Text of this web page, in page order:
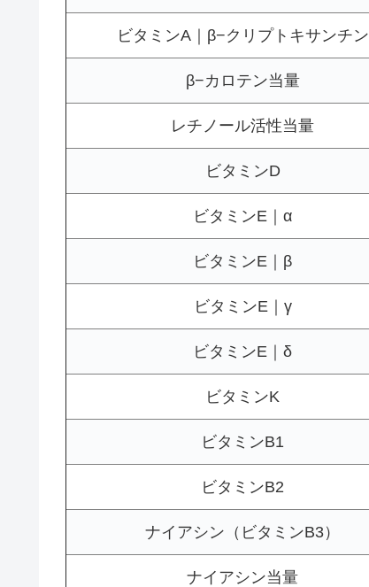
ビタミンA｜β−クリプトキサンチン
β−カロテン当量
レチノール活性当量
ビタミンD
ビタミンE｜α
ビタミンE｜β
ビタミンE｜γ
ビタミンE｜δ
ビタミンK
ビタミンB1
ビタミンB2
ナイアシン（ビタミンB3）
ナイアシン当量